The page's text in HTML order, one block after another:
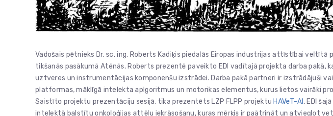
Vadošais pētnieks Dr. sc. ing. Roberts Kadiķis piedalās Eiropas industrijas attīstībai veltītā
tikšanās pasākumā Atēnās. Roberts prezentē paveikto EDI vadītajā projekta darba pakā,
uztveres un instrumentācijas komponenšu izstrādei. Darba pakā partneri ir izstrādājuši
platformas, māklīgā intelekta aplgoritmus un motorikas elementus, kurus lietos vairāki
Saistīto projektu prezentāciju sesijā, tika prezentēts LZP FLPP projektu HAVeT-AI . EDI
intelektā balstītu onkoloģijas attēlu iekrāsošanu, kuras mērķis ir paātrināt un atvieglot